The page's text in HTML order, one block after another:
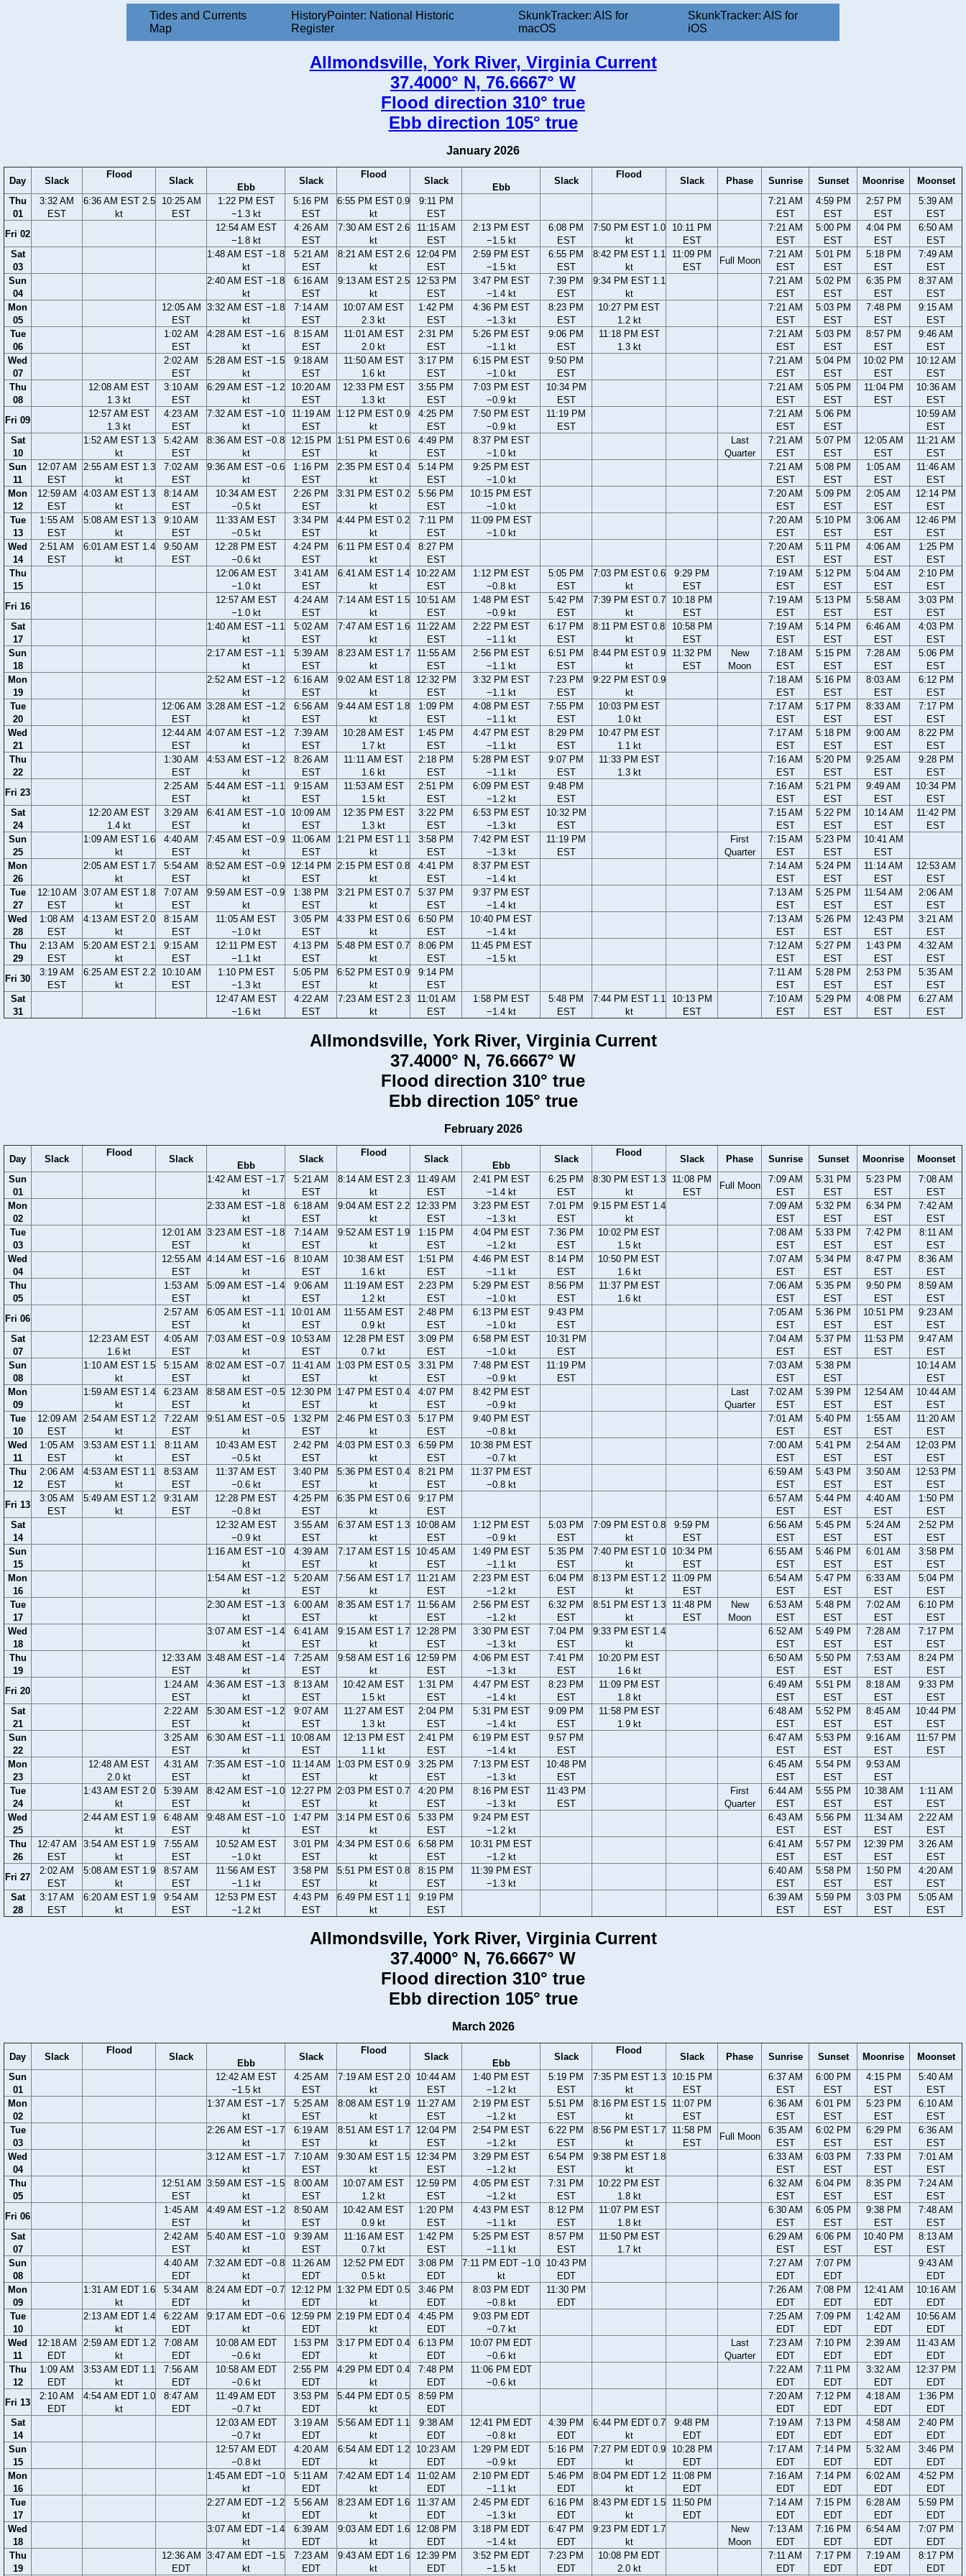
Tides and Currents
Map
HistoryPointer: National Historic
Register
SkunkTracker: AIS for
macOS
SkunkTracker: AIS for
iOS
Allmondsville, York River, Virginia Current
37.4000° N, 76.6667° W
Flood direction 310° true
Ebb direction 105° true
January 2026
Day Slack
Flood
Slack
Ebb
Slack
Flood
Slack
Ebb
Slack
Flood
Slack Phase Sunrise Sunset Moonrise
Moonset
Thu
01
3:32 AM
EST
6:36 AM EST 2.5
kt
10:25 AM
EST
1:22 PM EST
−1.3 kt
5:16 PM
EST
6:55 PM EST 0.9
kt
9:11 PM
EST
7:21 AM
EST
4:59 PM
EST
2:57 PM
EST
5:39 AM
EST
Fri 02
12:54 AM EST
−1.8 kt
4:26 AM
EST
7:30 AM EST 2.6
kt
11:15 AM
EST
2:13 PM EST
−1.5 kt
6:08 PM
EST
7:50 PM EST 1.0
kt
10:11 PM
EST
7:21 AM
EST
5:00 PM
EST
4:04 PM
EST
6:50 AM
EST
Sat
03
1:48 AM EST −1.8
kt
5:21 AM
EST
8:21 AM EST 2.6
kt
12:04 PM
EST
2:59 PM EST
−1.5 kt
6:55 PM
EST
8:42 PM EST 1.1
kt
11:09 PM
EST
Full Moon
7:21 AM
EST
5:01 PM
EST
5:18 PM
EST
7:49 AM
EST
Sun
04
2:40 AM EST −1.8
kt
6:16 AM
EST
9:13 AM EST 2.5
kt
12:53 PM
EST
3:47 PM EST
−1.4 kt
7:39 PM
EST
9:34 PM EST 1.1
kt
7:21 AM
EST
5:02 PM
EST
6:35 PM
EST
8:37 AM
EST
Mon
05
12:05 AM
EST
3:32 AM EST −1.8
kt
7:14 AM
EST
10:07 AM EST
2.3 kt
1:42 PM
EST
4:36 PM EST
−1.3 kt
8:23 PM
EST
10:27 PM EST
1.2 kt
7:21 AM
EST
5:03 PM
EST
7:48 PM
EST
9:15 AM
EST
Tue
06
1:02 AM
EST
4:28 AM EST −1.6
kt
8:15 AM
EST
11:01 AM EST
2.0 kt
2:31 PM
EST
5:26 PM EST
−1.1 kt
9:06 PM
EST
11:18 PM EST
1.3 kt
7:21 AM
EST
5:03 PM
EST
8:57 PM
EST
9:46 AM
EST
Wed
07
2:02 AM
EST
5:28 AM EST −1.5
kt
9:18 AM
EST
11:50 AM EST
1.6 kt
3:17 PM
EST
6:15 PM EST
−1.0 kt
9:50 PM
EST
7:21 AM
EST
5:04 PM
EST
10:02 PM
EST
10:12 AM
EST
Thu
08
12:08 AM EST
1.3 kt
3:10 AM
EST
6:29 AM EST −1.2
kt
10:20 AM
EST
12:33 PM EST
1.3 kt
3:55 PM
EST
7:03 PM EST
−0.9 kt
10:34 PM
EST
7:21 AM
EST
5:05 PM
EST
11:04 PM
EST
10:36 AM
EST
Fri 09
12:57 AM EST
1.3 kt
4:23 AM
EST
7:32 AM EST −1.0
kt
11:19 AM
EST
1:12 PM EST 0.9
kt
4:25 PM
EST
7:50 PM EST
−0.9 kt
11:19 PM
EST
7:21 AM
EST
5:06 PM
EST
10:59 AM
EST
Sat
10
1:52 AM EST 1.3
kt
5:42 AM
EST
8:36 AM EST −0.8
kt
12:15 PM
EST
1:51 PM EST 0.6
kt
4:49 PM
EST
8:37 PM EST
−1.0 kt
Last
Quarter
7:21 AM
EST
5:07 PM
EST
12:05 AM
EST
11:21 AM
EST
Sun
11
12:07 AM
EST
2:55 AM EST 1.3
kt
7:02 AM
EST
9:36 AM EST −0.6
kt
1:16 PM
EST
2:35 PM EST 0.4
kt
5:14 PM
EST
9:25 PM EST
−1.0 kt
7:21 AM
EST
5:08 PM
EST
1:05 AM
EST
11:46 AM
EST
Mon
12
12:59 AM
EST
4:03 AM EST 1.3
kt
8:14 AM
EST
10:34 AM EST
−0.5 kt
2:26 PM
EST
3:31 PM EST 0.2
kt
5:56 PM
EST
10:15 PM EST
−1.0 kt
7:20 AM
EST
5:09 PM
EST
2:05 AM
EST
12:14 PM
EST
Tue
13
1:55 AM
EST
5:08 AM EST 1.3
kt
9:10 AM
EST
11:33 AM EST
−0.5 kt
3:34 PM
EST
4:44 PM EST 0.2
kt
7:11 PM
EST
11:09 PM EST
−1.0 kt
7:20 AM
EST
5:10 PM
EST
3:06 AM
EST
12:46 PM
EST
Wed
14
2:51 AM
EST
6:01 AM EST 1.4
kt
9:50 AM
EST
12:28 PM EST
−0.6 kt
4:24 PM
EST
6:11 PM EST 0.4
kt
8:27 PM
EST
7:20 AM
EST
5:11 PM
EST
4:06 AM
EST
1:25 PM
EST
Thu
15
12:06 AM EST
−1.0 kt
3:41 AM
EST
6:41 AM EST 1.4
kt
10:22 AM
EST
1:12 PM EST
−0.8 kt
5:05 PM
EST
7:03 PM EST 0.6
kt
9:29 PM
EST
7:19 AM
EST
5:12 PM
EST
5:04 AM
EST
2:10 PM
EST
Fri 16
12:57 AM EST
−1.0 kt
4:24 AM
EST
7:14 AM EST 1.5
kt
10:51 AM
EST
1:48 PM EST
−0.9 kt
5:42 PM
EST
7:39 PM EST 0.7
kt
10:18 PM
EST
7:19 AM
EST
5:13 PM
EST
5:58 AM
EST
3:03 PM
EST
Sat
17
1:40 AM EST −1.1
kt
5:02 AM
EST
7:47 AM EST 1.6
kt
11:22 AM
EST
2:22 PM EST
−1.1 kt
6:17 PM
EST
8:11 PM EST 0.8
kt
10:58 PM
EST
7:19 AM
EST
5:14 PM
EST
6:46 AM
EST
4:03 PM
EST
Sun
18
2:17 AM EST −1.1
kt
5:39 AM
EST
8:23 AM EST 1.7
kt
11:55 AM
EST
2:56 PM EST
−1.1 kt
6:51 PM
EST
8:44 PM EST 0.9
kt
11:32 PM
EST
New
Moon
7:18 AM
EST
5:15 PM
EST
7:28 AM
EST
5:06 PM
EST
Mon
19
2:52 AM EST −1.2
kt
6:16 AM
EST
9:02 AM EST 1.8
kt
12:32 PM
EST
3:32 PM EST
−1.1 kt
7:23 PM
EST
9:22 PM EST 0.9
kt
7:18 AM
EST
5:16 PM
EST
8:03 AM
EST
6:12 PM
EST
Tue
20
12:06 AM
EST
3:28 AM EST −1.2
kt
6:56 AM
EST
9:44 AM EST 1.8
kt
1:09 PM
EST
4:08 PM EST
−1.1 kt
7:55 PM
EST
10:03 PM EST
1.0 kt
7:17 AM
EST
5:17 PM
EST
8:33 AM
EST
7:17 PM
EST
Wed
21
12:44 AM
EST
4:07 AM EST −1.2
kt
7:39 AM
EST
10:28 AM EST
1.7 kt
1:45 PM
EST
4:47 PM EST
−1.1 kt
8:29 PM
EST
10:47 PM EST
1.1 kt
7:17 AM
EST
5:18 PM
EST
9:00 AM
EST
8:22 PM
EST
Thu
22
1:30 AM
EST
4:53 AM EST −1.2
kt
8:26 AM
EST
11:11 AM EST
1.6 kt
2:18 PM
EST
5:28 PM EST
−1.1 kt
9:07 PM
EST
11:33 PM EST
1.3 kt
7:16 AM
EST
5:20 PM
EST
9:25 AM
EST
9:28 PM
EST
Fri 23
2:25 AM
EST
5:44 AM EST −1.1
kt
9:15 AM
EST
11:53 AM EST
1.5 kt
2:51 PM
EST
6:09 PM EST
−1.2 kt
9:48 PM
EST
7:16 AM
EST
5:21 PM
EST
9:49 AM
EST
10:34 PM
EST
Sat
24
12:20 AM EST
1.4 kt
3:29 AM
EST
6:41 AM EST −1.0
kt
10:09 AM
EST
12:35 PM EST
1.3 kt
3:22 PM
EST
6:53 PM EST
−1.3 kt
10:32 PM
EST
7:15 AM
EST
5:22 PM
EST
10:14 AM
EST
11:42 PM
EST
Sun
25
1:09 AM EST 1.6
kt
4:40 AM
EST
7:45 AM EST −0.9
kt
11:06 AM
EST
1:21 PM EST 1.1
kt
3:58 PM
EST
7:42 PM EST
−1.3 kt
11:19 PM
EST
First
Quarter
7:15 AM
EST
5:23 PM
EST
10:41 AM
EST
Mon
26
2:05 AM EST 1.7
kt
5:54 AM
EST
8:52 AM EST −0.9
kt
12:14 PM
EST
2:15 PM EST 0.8
kt
4:41 PM
EST
8:37 PM EST
−1.4 kt
7:14 AM
EST
5:24 PM
EST
11:14 AM
EST
12:53 AM
EST
Tue
27
12:10 AM
EST
3:07 AM EST 1.8
kt
7:07 AM
EST
9:59 AM EST −0.9
kt
1:38 PM
EST
3:21 PM EST 0.7
kt
5:37 PM
EST
9:37 PM EST
−1.4 kt
7:13 AM
EST
5:25 PM
EST
11:54 AM
EST
2:06 AM
EST
Wed
28
1:08 AM
EST
4:13 AM EST 2.0
kt
8:15 AM
EST
11:05 AM EST
−1.0 kt
3:05 PM
EST
4:33 PM EST 0.6
kt
6:50 PM
EST
10:40 PM EST
−1.4 kt
7:13 AM
EST
5:26 PM
EST
12:43 PM
EST
3:21 AM
EST
Thu
29
2:13 AM
EST
5:20 AM EST 2.1
kt
9:15 AM
EST
12:11 PM EST
−1.1 kt
4:13 PM
EST
5:48 PM EST 0.7
kt
8:06 PM
EST
11:45 PM EST
−1.5 kt
7:12 AM
EST
5:27 PM
EST
1:43 PM
EST
4:32 AM
EST
Fri 30
3:19 AM
EST
6:25 AM EST 2.2
kt
10:10 AM
EST
1:10 PM EST
−1.3 kt
5:05 PM
EST
6:52 PM EST 0.9
kt
9:14 PM
EST
7:11 AM
EST
5:28 PM
EST
2:53 PM
EST
5:35 AM
EST
Sat
31
12:47 AM EST
−1.6 kt
4:22 AM
EST
7:23 AM EST 2.3
kt
11:01 AM
EST
1:58 PM EST
−1.4 kt
5:48 PM
EST
7:44 PM EST 1.1
kt
10:13 PM
EST
7:10 AM
EST
5:29 PM
EST
4:08 PM
EST
6:27 AM
EST
Allmondsville, York River, Virginia Current
37.4000° N, 76.6667° W
Flood direction 310° true
Ebb direction 105° true
February 2026
Day Slack
Flood
Slack
Ebb
Slack
Flood
Slack
Ebb
Slack
Flood
Slack Phase Sunrise Sunset Moonrise
Moonset
Sun
01
1:42 AM EST −1.7
kt
5:21 AM
EST
8:14 AM EST 2.3
kt
11:49 AM
EST
2:41 PM EST
−1.4 kt
6:25 PM
EST
8:30 PM EST 1.3
kt
11:08 PM
EST
Full Moon
7:09 AM
EST
5:31 PM
EST
5:23 PM
EST
7:08 AM
EST
Mon
02
2:33 AM EST −1.8
kt
6:18 AM
EST
9:04 AM EST 2.2
kt
12:33 PM
EST
3:23 PM EST
−1.3 kt
7:01 PM
EST
9:15 PM EST 1.4
kt
7:09 AM
EST
5:32 PM
EST
6:34 PM
EST
7:42 AM
EST
Tue
03
12:01 AM
EST
3:23 AM EST −1.8
kt
7:14 AM
EST
9:52 AM EST 1.9
kt
1:15 PM
EST
4:04 PM EST
−1.2 kt
7:36 PM
EST
10:02 PM EST
1.5 kt
7:08 AM
EST
5:33 PM
EST
7:42 PM
EST
8:11 AM
EST
Wed
04
12:55 AM
EST
4:14 AM EST −1.6
kt
8:10 AM
EST
10:38 AM EST
1.6 kt
1:51 PM
EST
4:46 PM EST
−1.1 kt
8:14 PM
EST
10:50 PM EST
1.6 kt
7:07 AM
EST
5:34 PM
EST
8:47 PM
EST
8:36 AM
EST
Thu
05
1:53 AM
EST
5:09 AM EST −1.4
kt
9:06 AM
EST
11:19 AM EST
1.2 kt
2:23 PM
EST
5:29 PM EST
−1.0 kt
8:56 PM
EST
11:37 PM EST
1.6 kt
7:06 AM
EST
5:35 PM
EST
9:50 PM
EST
8:59 AM
EST
Fri 06
2:57 AM
EST
6:05 AM EST −1.1
kt
10:01 AM
EST
11:55 AM EST
0.9 kt
2:48 PM
EST
6:13 PM EST
−1.0 kt
9:43 PM
EST
7:05 AM
EST
5:36 PM
EST
10:51 PM
EST
9:23 AM
EST
Sat
07
12:23 AM EST
1.6 kt
4:05 AM
EST
7:03 AM EST −0.9
kt
10:53 AM
EST
12:28 PM EST
0.7 kt
3:09 PM
EST
6:58 PM EST
−1.0 kt
10:31 PM
EST
7:04 AM
EST
5:37 PM
EST
11:53 PM
EST
9:47 AM
EST
Sun
08
1:10 AM EST 1.5
kt
5:15 AM
EST
8:02 AM EST −0.7
kt
11:41 AM
EST
1:03 PM EST 0.5
kt
3:31 PM
EST
7:48 PM EST
−0.9 kt
11:19 PM
EST
7:03 AM
EST
5:38 PM
EST
10:14 AM
EST
Mon
09
1:59 AM EST 1.4
kt
6:23 AM
EST
8:58 AM EST −0.5
kt
12:30 PM
EST
1:47 PM EST 0.4
kt
4:07 PM
EST
8:42 PM EST
−0.9 kt
Last
Quarter
7:02 AM
EST
5:39 PM
EST
12:54 AM
EST
10:44 AM
EST
Tue
10
12:09 AM
EST
2:54 AM EST 1.2
kt
7:22 AM
EST
9:51 AM EST −0.5
kt
1:32 PM
EST
2:46 PM EST 0.3
kt
5:17 PM
EST
9:40 PM EST
−0.8 kt
7:01 AM
EST
5:40 PM
EST
1:55 AM
EST
11:20 AM
EST
Wed
11
1:05 AM
EST
3:53 AM EST 1.1
kt
8:11 AM
EST
10:43 AM EST
−0.5 kt
2:42 PM
EST
4:03 PM EST 0.3
kt
6:59 PM
EST
10:38 PM EST
−0.7 kt
7:00 AM
EST
5:41 PM
EST
2:54 AM
EST
12:03 PM
EST
Thu
12
2:06 AM
EST
4:53 AM EST 1.1
kt
8:53 AM
EST
11:37 AM EST
−0.6 kt
3:40 PM
EST
5:36 PM EST 0.4
kt
8:21 PM
EST
11:37 PM EST
−0.8 kt
6:59 AM
EST
5:43 PM
EST
3:50 AM
EST
12:53 PM
EST
Fri 13
3:05 AM
EST
5:49 AM EST 1.2
kt
9:31 AM
EST
12:28 PM EST
−0.8 kt
4:25 PM
EST
6:35 PM EST 0.6
kt
9:17 PM
EST
6:57 AM
EST
5:44 PM
EST
4:40 AM
EST
1:50 PM
EST
Sat
14
12:32 AM EST
−0.9 kt
3:55 AM
EST
6:37 AM EST 1.3
kt
10:08 AM
EST
1:12 PM EST
−0.9 kt
5:03 PM
EST
7:09 PM EST 0.8
kt
9:59 PM
EST
6:56 AM
EST
5:45 PM
EST
5:24 AM
EST
2:52 PM
EST
Sun
15
1:16 AM EST −1.0
kt
4:39 AM
EST
7:17 AM EST 1.5
kt
10:45 AM
EST
1:49 PM EST
−1.1 kt
5:35 PM
EST
7:40 PM EST 1.0
kt
10:34 PM
EST
6:55 AM
EST
5:46 PM
EST
6:01 AM
EST
3:58 PM
EST
Mon
16
1:54 AM EST −1.2
kt
5:20 AM
EST
7:56 AM EST 1.7
kt
11:21 AM
EST
2:23 PM EST
−1.2 kt
6:04 PM
EST
8:13 PM EST 1.2
kt
11:09 PM
EST
6:54 AM
EST
5:47 PM
EST
6:33 AM
EST
5:04 PM
EST
Tue
17
2:30 AM EST −1.3
kt
6:00 AM
EST
8:35 AM EST 1.7
kt
11:56 AM
EST
2:56 PM EST
−1.2 kt
6:32 PM
EST
8:51 PM EST 1.3
kt
11:48 PM
EST
New
Moon
6:53 AM
EST
5:48 PM
EST
7:02 AM
EST
6:10 PM
EST
Wed
18
3:07 AM EST −1.4
kt
6:41 AM
EST
9:15 AM EST 1.7
kt
12:28 PM
EST
3:30 PM EST
−1.3 kt
7:04 PM
EST
9:33 PM EST 1.4
kt
6:52 AM
EST
5:49 PM
EST
7:28 AM
EST
7:17 PM
EST
Thu
19
12:33 AM
EST
3:48 AM EST −1.4
kt
7:25 AM
EST
9:58 AM EST 1.6
kt
12:59 PM
EST
4:06 PM EST
−1.3 kt
7:41 PM
EST
10:20 PM EST
1.6 kt
6:50 AM
EST
5:50 PM
EST
7:53 AM
EST
8:24 PM
EST
Fri 20
1:24 AM
EST
4:36 AM EST −1.3
kt
8:13 AM
EST
10:42 AM EST
1.5 kt
1:31 PM
EST
4:47 PM EST
−1.4 kt
8:23 PM
EST
11:09 PM EST
1.8 kt
6:49 AM
EST
5:51 PM
EST
8:18 AM
EST
9:33 PM
EST
Sat
21
2:22 AM
EST
5:30 AM EST −1.2
kt
9:07 AM
EST
11:27 AM EST
1.3 kt
2:04 PM
EST
5:31 PM EST
−1.4 kt
9:09 PM
EST
11:58 PM EST
1.9 kt
6:48 AM
EST
5:52 PM
EST
8:45 AM
EST
10:44 PM
EST
Sun
22
3:25 AM
EST
6:30 AM EST −1.1
kt
10:08 AM
EST
12:13 PM EST
1.1 kt
2:41 PM
EST
6:19 PM EST
−1.4 kt
9:57 PM
EST
6:47 AM
EST
5:53 PM
EST
9:16 AM
EST
11:57 PM
EST
Mon
23
12:48 AM EST
2.0 kt
4:31 AM
EST
7:35 AM EST −1.0
kt
11:14 AM
EST
1:03 PM EST 0.9
kt
3:25 PM
EST
7:13 PM EST
−1.3 kt
10:48 PM
EST
6:45 AM
EST
5:54 PM
EST
9:53 AM
EST
Tue
24
1:43 AM EST 2.0
kt
5:39 AM
EST
8:42 AM EST −1.0
kt
12:27 PM
EST
2:03 PM EST 0.7
kt
4:20 PM
EST
8:16 PM EST
−1.3 kt
11:43 PM
EST
First
Quarter
6:44 AM
EST
5:55 PM
EST
10:38 AM
EST
1:11 AM
EST
Wed
25
2:44 AM EST 1.9
kt
6:48 AM
EST
9:48 AM EST −1.0
kt
1:47 PM
EST
3:14 PM EST 0.6
kt
5:33 PM
EST
9:24 PM EST
−1.2 kt
6:43 AM
EST
5:56 PM
EST
11:34 AM
EST
2:22 AM
EST
Thu
26
12:47 AM
EST
3:54 AM EST 1.9
kt
7:55 AM
EST
10:52 AM EST
−1.0 kt
3:01 PM
EST
4:34 PM EST 0.6
kt
6:58 PM
EST
10:31 PM EST
−1.2 kt
6:41 AM
EST
5:57 PM
EST
12:39 PM
EST
3:26 AM
EST
Fri 27
2:02 AM
EST
5:08 AM EST 1.9
kt
8:57 AM
EST
11:56 AM EST
−1.1 kt
3:58 PM
EST
5:51 PM EST 0.8
kt
8:15 PM
EST
11:39 PM EST
−1.3 kt
6:40 AM
EST
5:58 PM
EST
1:50 PM
EST
4:20 AM
EST
Sat
28
3:17 AM
EST
6:20 AM EST 1.9
kt
9:54 AM
EST
12:53 PM EST
−1.2 kt
4:43 PM
EST
6:49 PM EST 1.1
kt
9:19 PM
EST
6:39 AM
EST
5:59 PM
EST
3:03 PM
EST
5:05 AM
EST
Allmondsville, York River, Virginia Current
37.4000° N, 76.6667° W
Flood direction 310° true
Ebb direction 105° true
March 2026
Day Slack
Flood
Slack
Ebb
Slack
Flood
Slack
Ebb
Slack
Flood
Slack Phase Sunrise Sunset Moonrise
Moonset
Sun
01
12:42 AM EST
−1.5 kt
4:25 AM
EST
7:19 AM EST 2.0
kt
10:44 AM
EST
1:40 PM EST
−1.2 kt
5:19 PM
EST
7:35 PM EST 1.3
kt
10:15 PM
EST
6:37 AM
EST
6:00 PM
EST
4:15 PM
EST
5:40 AM
EST
Mon
02
1:37 AM EST −1.7
kt
5:25 AM
EST
8:08 AM EST 1.9
kt
11:27 AM
EST
2:19 PM EST
−1.2 kt
5:51 PM
EST
8:16 PM EST 1.5
kt
11:07 PM
EST
6:36 AM
EST
6:01 PM
EST
5:23 PM
EST
6:10 AM
EST
Tue
03
2:26 AM EST −1.7
kt
6:19 AM
EST
8:51 AM EST 1.7
kt
12:04 PM
EST
2:54 PM EST
−1.2 kt
6:22 PM
EST
8:56 PM EST 1.7
kt
11:58 PM
EST
Full Moon
6:35 AM
EST
6:02 PM
EST
6:29 PM
EST
6:36 AM
EST
Wed
04
3:12 AM EST −1.7
kt
7:10 AM
EST
9:30 AM EST 1.5
kt
12:34 PM
EST
3:29 PM EST
−1.2 kt
6:54 PM
EST
9:38 PM EST 1.8
kt
6:33 AM
EST
6:03 PM
EST
7:33 PM
EST
7:01 AM
EST
Thu
05
12:51 AM
EST
3:59 AM EST −1.5
kt
8:00 AM
EST
10:07 AM EST
1.2 kt
12:59 PM
EST
4:05 PM EST
−1.2 kt
7:31 PM
EST
10:22 PM EST
1.8 kt
6:32 AM
EST
6:04 PM
EST
8:35 PM
EST
7:24 AM
EST
Fri 06
1:45 AM
EST
4:49 AM EST −1.2
kt
8:50 AM
EST
10:42 AM EST
0.9 kt
1:20 PM
EST
4:43 PM EST
−1.1 kt
8:12 PM
EST
11:07 PM EST
1.8 kt
6:30 AM
EST
6:05 PM
EST
9:38 PM
EST
7:48 AM
EST
Sat
07
2:42 AM
EST
5:40 AM EST −1.0
kt
9:39 AM
EST
11:16 AM EST
0.7 kt
1:42 PM
EST
5:25 PM EST
−1.1 kt
8:57 PM
EST
11:50 PM EST
1.7 kt
6:29 AM
EST
6:06 PM
EST
10:40 PM
EST
8:13 AM
EST
Sun
08
4:40 AM
EDT
7:32 AM EDT −0.8
kt
11:26 AM
EDT
12:52 PM EDT
0.5 kt
3:08 PM
EDT
7:11 PM EDT −1.0
kt
10:43 PM
EDT
7:27 AM
EDT
7:07 PM
EDT
9:43 AM
EDT
Mon
09
1:31 AM EDT 1.6
kt
5:34 AM
EDT
8:24 AM EDT −0.7
kt
12:12 PM
EDT
1:32 PM EDT 0.5
kt
3:46 PM
EDT
8:03 PM EDT
−0.8 kt
11:30 PM
EDT
7:26 AM
EDT
7:08 PM
EDT
12:41 AM
EDT
10:16 AM
EDT
Tue
10
2:13 AM EDT 1.4
kt
6:22 AM
EDT
9:17 AM EDT −0.6
kt
12:59 PM
EDT
2:19 PM EDT 0.4
kt
4:45 PM
EDT
9:03 PM EDT
−0.7 kt
7:25 AM
EDT
7:09 PM
EDT
1:42 AM
EDT
10:56 AM
EDT
Wed
11
12:18 AM
EDT
2:59 AM EDT 1.2
kt
7:08 AM
EDT
10:08 AM EDT
−0.6 kt
1:53 PM
EDT
3:17 PM EDT 0.4
kt
6:13 PM
EDT
10:07 PM EDT
−0.6 kt
Last
Quarter
7:23 AM
EDT
7:10 PM
EDT
2:39 AM
EDT
11:43 AM
EDT
Thu
12
1:09 AM
EDT
3:53 AM EDT 1.1
kt
7:56 AM
EDT
10:58 AM EDT
−0.6 kt
2:55 PM
EDT
4:29 PM EDT 0.4
kt
7:48 PM
EDT
11:06 PM EDT
−0.6 kt
7:22 AM
EDT
7:11 PM
EDT
3:32 AM
EDT
12:37 PM
EDT
Fri 13
2:10 AM
EDT
4:54 AM EDT 1.0
kt
8:47 AM
EDT
11:49 AM EDT
−0.7 kt
3:53 PM
EDT
5:44 PM EDT 0.5
kt
8:59 PM
EDT
7:20 AM
EDT
7:12 PM
EDT
4:18 AM
EDT
1:36 PM
EDT
Sat
14
12:03 AM EDT
−0.7 kt
3:19 AM
EDT
5:56 AM EDT 1.1
kt
9:38 AM
EDT
12:41 PM EDT
−0.8 kt
4:39 PM
EDT
6:44 PM EDT 0.7
kt
9:48 PM
EDT
7:19 AM
EDT
7:13 PM
EDT
4:58 AM
EDT
2:40 PM
EDT
Sun
15
12:57 AM EDT
−0.8 kt
4:20 AM
EDT
6:54 AM EDT 1.2
kt
10:23 AM
EDT
1:29 PM EDT
−0.9 kt
5:16 PM
EDT
7:27 PM EDT 0.9
kt
10:28 PM
EDT
7:17 AM
EDT
7:14 PM
EDT
5:32 AM
EDT
3:46 PM
EDT
Mon
16
1:45 AM EDT −1.0
kt
5:11 AM
EDT
7:42 AM EDT 1.4
kt
11:02 AM
EDT
2:10 PM EDT
−1.1 kt
5:46 PM
EDT
8:04 PM EDT 1.2
kt
11:08 PM
EDT
7:16 AM
EDT
7:14 PM
EDT
6:02 AM
EDT
4:52 PM
EDT
Tue
17
2:27 AM EDT −1.2
kt
5:56 AM
EDT
8:23 AM EDT 1.6
kt
11:37 AM
EDT
2:45 PM EDT
−1.3 kt
6:16 PM
EDT
8:43 PM EDT 1.5
kt
11:50 PM
EDT
7:14 AM
EDT
7:15 PM
EDT
6:28 AM
EDT
5:59 PM
EDT
Wed
18
3:07 AM EDT −1.4
kt
6:39 AM
EDT
9:03 AM EDT 1.6
kt
12:08 PM
EDT
3:18 PM EDT
−1.4 kt
6:47 PM
EDT
9:23 PM EDT 1.7
kt
New
Moon
7:13 AM
EDT
7:16 PM
EDT
6:54 AM
EDT
7:07 PM
EDT
Thu
19
12:36 AM
EDT
3:47 AM EDT −1.5
kt
7:23 AM
EDT
9:43 AM EDT 1.6
kt
12:39 PM
EDT
3:52 PM EDT
−1.5 kt
7:23 PM
EDT
10:08 PM EDT
2.0 kt
7:11 AM
EDT
7:17 PM
EDT
7:19 AM
EDT
8:17 PM
EDT